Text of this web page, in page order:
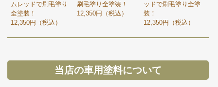
ムレッドで刷毛塗り
全塗装！
12,350円（税込）
刷毛塗り全塗装！
12,350円（税込）
ッドで刷毛塗り全塗
装！
12,350円（税込）
当店の車用塗料について